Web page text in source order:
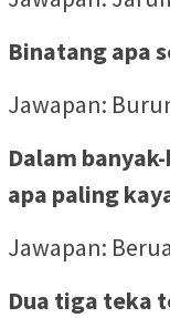
Binatang apa
Jawapan:
Dalam
apa paling
Jawapan:
Dua tiga teka